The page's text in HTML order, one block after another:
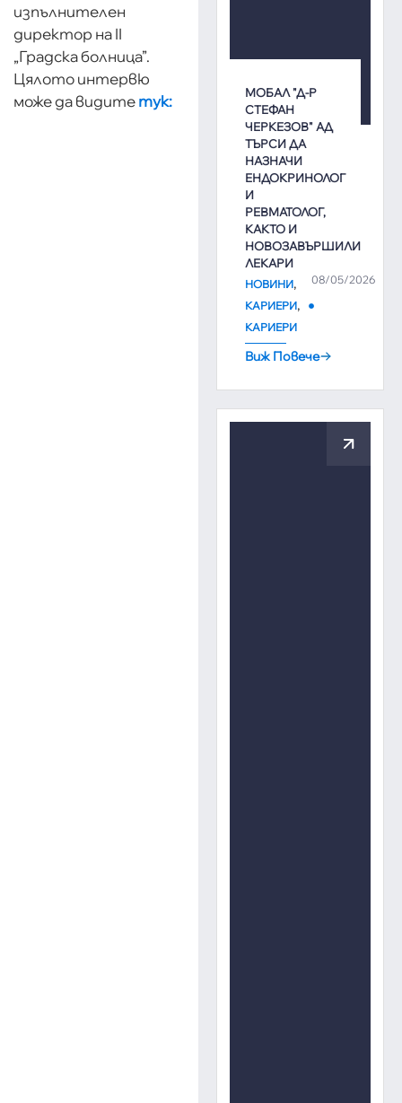
изпълнителен
директор на II
„Градска болница”.
Цялото интервю
може да видитетук:
МОБАЛ "Д-Р
СТЕФАН
ЧЕРКЕЗОВ" АД
ТЪРСИ ДА
НАЗНАЧИ
ЕНДОКРИНОЛОГ
И
РЕВМАТОЛОГ,
КАКТО И
НОВОЗАВЪРШИЛИ
ЛЕКАРИ
08/05/2026
НОВИНИ,
КАРИЕРИ,
КАРИЕРИ
Виж Повече